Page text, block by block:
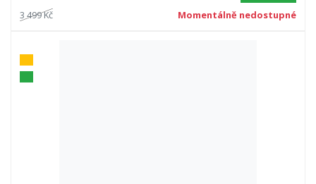
3 499 Kč Momentálně nedostupné